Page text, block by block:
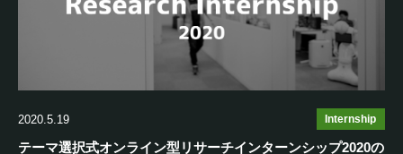
2020.5.19 Internship
テーマ選択式オンライン型リサーチインターンシップ2020の